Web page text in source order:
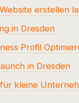
erstellen
in Dresden
Profil
in Dresden
kleine